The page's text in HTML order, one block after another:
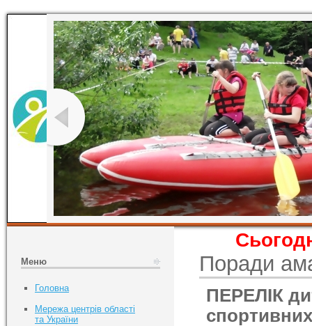
Поради
ПЕРЕЛІК
спортивних
Меню
Головна
Мережа центрів області
та України